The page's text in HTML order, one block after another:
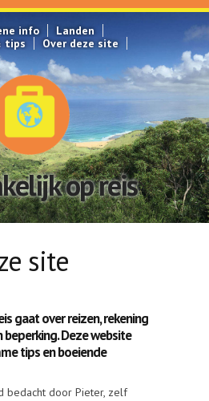
info
Landen
tips
Over deze site
op reis
site
gaat over reizen, rekening
Deze website
tips en boeiende
bedacht door Pieter, zelf